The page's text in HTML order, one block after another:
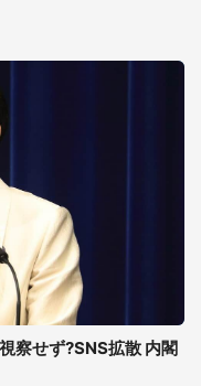
察せず?SNS拡散 内閣